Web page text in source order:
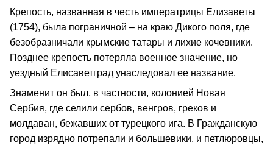
Крепость, названная в честь императрицы Елизаветы
(1754), была пограничной – на краю Дикого поля, где
безобразничали крымские татары и лихие кочевники.
Позднее крепость потеряла военное значение, но
уездный Елисаветград унаследовал ее название.
Знаменит он был, в частности, колонией Новая
Сербия, где селили сербов, венгров, греков и
молдаван, бежавших от турецкого ига. В Гражданскую
город изрядно потрепали и большевики, и петлюровцы,